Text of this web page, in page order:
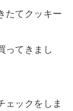
たてクッキー
ってきまし
ェックをしま